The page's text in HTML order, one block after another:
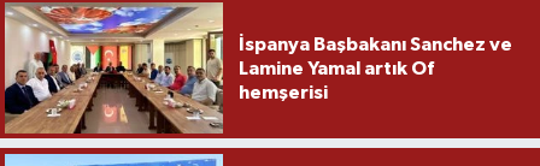
İspanya Başbakanı Sanchez ve
Lamine Yamal artık Of
hemşerisi